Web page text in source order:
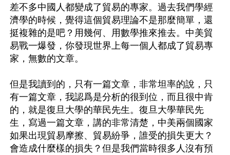
差不多中國人都變成了貿易的專家。過去我們學經
濟學的時候，覺得這個貿易理論不是那麼簡單，還
挺複雜的是吧？用幾何、用數學推來推去。中美貿
易戰一爆發，你發現世界上每一個人都成了貿易專
家，無數的文章。
但是我讀到的，只有一篇文章，非常坦率的說，只
有一篇文章，我認爲是分析的很到位，而且很中肯
的，就是復旦大學的華民先生。復旦大學華民先
生，寫過一篇文章，講的非常清楚，中美兩個國家
如果出現貿易摩擦、貿易紛爭，誰受的損失更大？
會造成什麼樣的損失？但是我們當時很多人沒有預